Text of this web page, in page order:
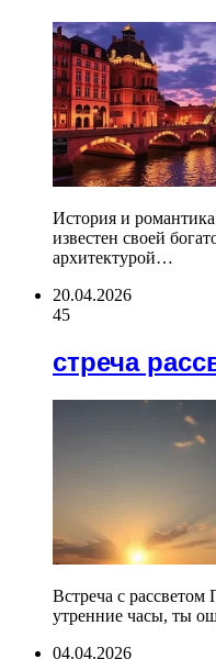
История и
известен своей
архитектурой…
20.04.2026
45
стреча
Встреча с рассветом
утренние часы, ты
04.04.2026